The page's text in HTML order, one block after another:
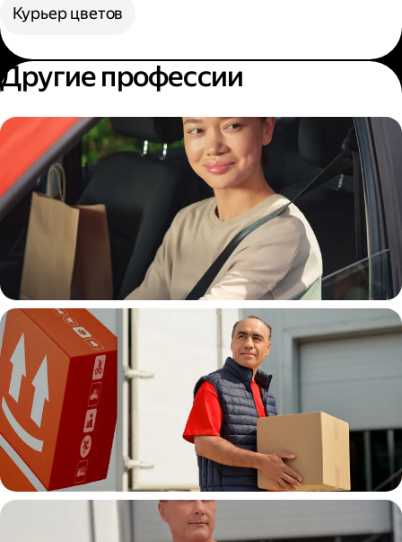
Курьер цветов
Другие профессии
Автокурьер
Водитель грузовой машины